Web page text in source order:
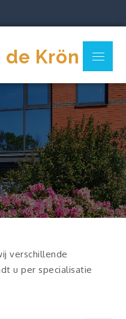
Krön Menu
verschillende
u per specialisatie